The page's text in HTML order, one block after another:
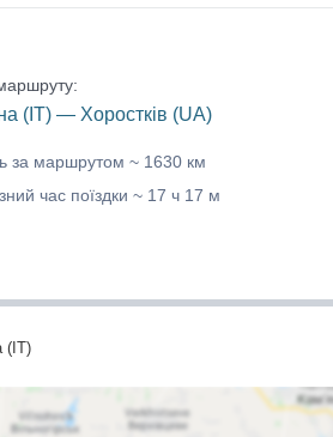
(IT) — Хоростків (UA)
за маршрутом ~ 1630 км
час поїздки ~ 17 ч 17 м
(IT)